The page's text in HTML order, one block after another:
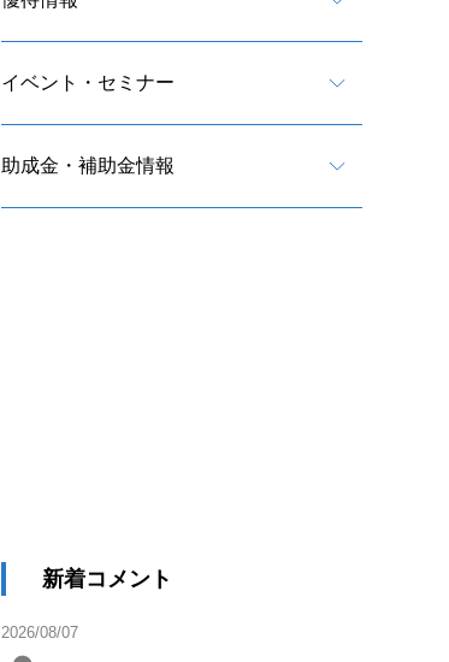
イベント・セミナー
助成金・補助金情報
新着コメント
2026/08/07